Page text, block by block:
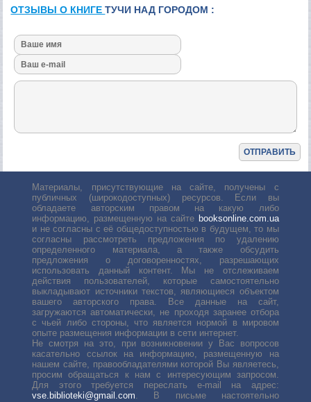
ОТЗЫВЫ О КНИГЕТУЧИ НАД ГОРОДОМ :
Материалы, присутствующие на сайте, получены с
публичных (широкодоступных) ресурсов. Если вы
обладаете авторским правом на какую либо
информацию, размещенную на сайте booksonline.com.ua
и не согласны с её общедоступностью в будущем, то мы
согласны рассмотреть предложения по удалению
определенного материала, а также обсудить
предложения о договоренностях, разрешающих
использовать данный контент. Мы не отслеживаем
действия пользователей, которые самостоятельно
выкладывают источники текстов, являющиеся объектом
вашего авторского права. Все данные на сайт,
загружаются автоматически, не проходя заранее отбора
с чьей либо стороны, что является нормой в мировом
опыте размещения информации в сети интернет.
Не смотря на это, при возникновении у Вас вопросов
касательно ссылок на информацию, размещенную на
нашем сайте, правообладателями которой Вы являетесь,
просим обращаться к нам с интересующим запросом.
Для этого требуется переслать е-mail на адрес:
vse.biblioteki@gmail.com. В письме настоятельно